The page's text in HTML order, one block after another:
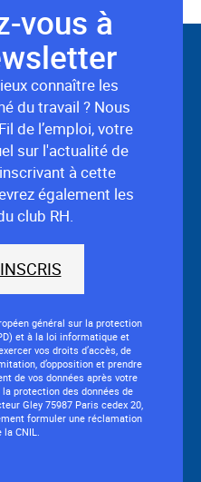
vous à
connaître les
du travail ? Nous
de l’emploi, votre
sur l'actualité de
à cette
également les
club RH.
général sur la protection
et à la loi informatique et
vos droits d’accès, de
d’opposition et prendre
de vos données après votre
protection des données de
Gley 75987 Paris cedex 20,
formuler une réclamation
la CNIL.